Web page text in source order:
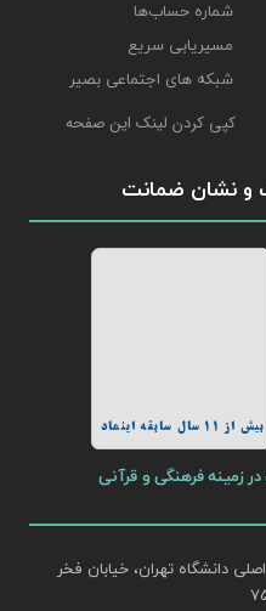
و نشان ضمانت
بیش از 11 سال سابقه اینماد
شماره حساب‌ها
مسیریابی سریع
شبکه های اجتماعی بصیر
دانشگاه تهران، خیابان فخر
کپی کردن لینک این صفحه